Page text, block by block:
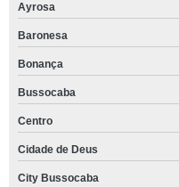
Ayrosa
Baronesa
Bonança
Bussocaba
Centro
Cidade de Deus
City Bussocaba